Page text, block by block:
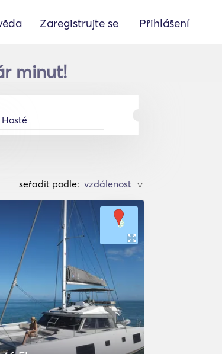
Zaregistrujte se Přihlášení
minut!
Hosté
seřadit podle: >